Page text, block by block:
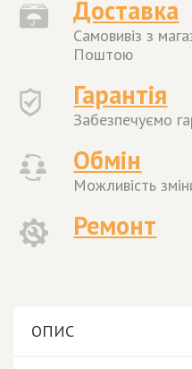
Доставка
Самовивіз з
Поштою
Гарантія
Забезпечуємо
Обмін
Можливість
Ремонт
ОПИС